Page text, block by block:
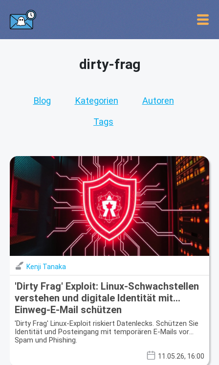
dirty-frag
Blog Kategorien Autoren
Tags
Kenji Tanaka
'Dirty Frag' Exploit: Linux-Schwachstellen
verstehen und digitale Identität mit
Einweg-E-Mail schützen
'Dirty Frag' Linux-Exploit riskiert Datenlecks. Schützen Sie
Identität und Posteingang mit temporären E-Mails vor
Spam und Phishing.
11.05.26, 16:00